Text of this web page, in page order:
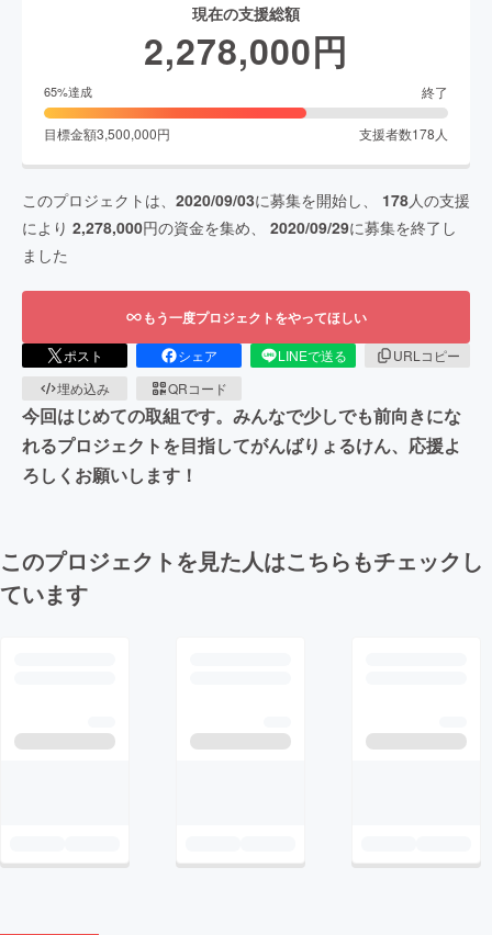
現在の支援総額
2,278,000円
65%達成 終了
目標金額3,500,000円 支援者数178 人
このプロジェクトは、 2020/09/03に募集を開始し、 178人の支援
により 2,278,000円の資金を集め、 2020/09/29に募集を終了し
ました
もう一度プロジェクトをやってほしい
ポスト シェア LINEで送る
URLコピー
埋め込み
QRコード
今回はじめての取組です。みんなで少しでも前向きにな
れるプロジェクトを目指してがんばりょるけん、応援よ
ろしくお願いします！
このプロジェクトを見た人はこちらもチェックし
ています